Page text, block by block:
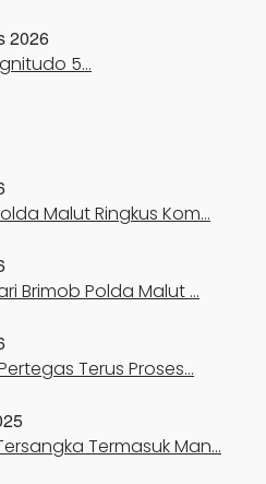
2026
5…
Malut Ringkus Kom…
Brimob Polda Malut …
Terus Proses…
Termasuk Man…